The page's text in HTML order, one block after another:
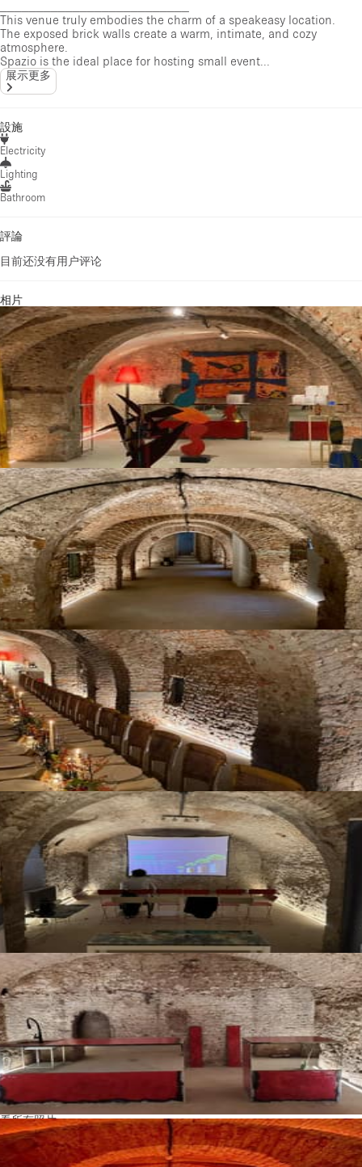
This venue truly embodies the charm of a speakeasy location.
The exposed brick walls create a warm, intimate, and cozy
atmosphere.
Spazio is the ideal place for hosting small event...
展示更多
設施
Electricity
Lighting
Bathroom
評論
目前还没有用户评论
相片
看所有照片